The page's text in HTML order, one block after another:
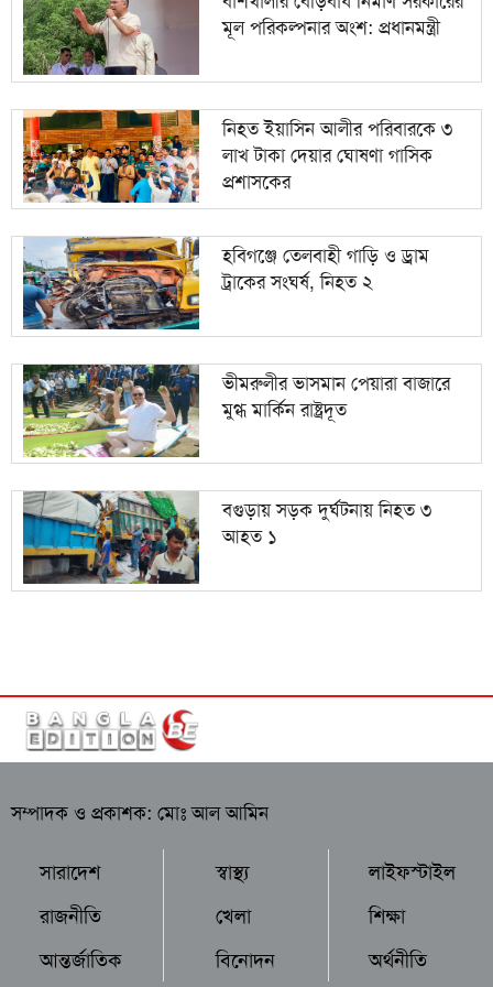
মূল পরিকল্পনার অংশ: প্রধানমন্ত্রী
নিহত ইয়াসিন আলীর পরিবারকে ৩
লাখ টাকা দেয়ার ঘোষণা গাসিক
প্রশাসকের
হবিগঞ্জে তেলবাহী গাড়ি ও ড্রাম
ট্রাকের সংঘর্ষ, নিহত ২
ভীমরুলীর ভাসমান পেয়ারা বাজারে
মুগ্ধ মার্কিন রাষ্ট্রদূত
বগুড়ায় সড়ক দুর্ঘটনায় নিহত ৩
আহত ১
সম্পাদক ও প্রকাশক: মোঃ আল আমিন
সারাদেশ
রাজনীতি
আন্তর্জাতিক
স্বাস্থ্য
খেলা
বিনোদন
লাইফস্টাইল
শিক্ষা
অর্থনীতি